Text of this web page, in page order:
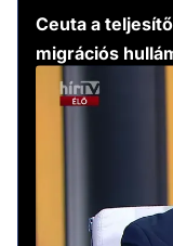
Ceuta a
migrációs